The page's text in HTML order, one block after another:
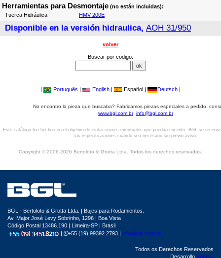
Herramientas para Desmontaje (no están incluidas):
Tuerca Hidráulica
HMV 200E
Disponible en la versión hidraulica, AOH 31/950
volver
Buscar por codigo:
| Português | English | Español | Deutsch |
No encontro la pieza que buscaba? Fabricamos piezas especiales a pedido,
www.bgl.com.br info@bgl.com.br
Este catálogo fue hecho con el objetivo de evitar errores eventuales que puedan suceder. BGL se
las especificaciones cuando sea necesario sin previo aviso.
Copyright © 2006-2026 Bertoloto & Grotta Ltda. Todos los derechos reservados.
BGL - Bertoloto & Grotta Ltda. | Bujes para Rodamientos.
Av. Major José Levy Sobrinho, 1296 | Boa Vista
Código Postal 13486.190 | Limeira-SP | Brasil
|
+55 (19) 99392.2793 | info@bgl.com.br
Todos os Derechos Reservados
Desarrollo Sphera